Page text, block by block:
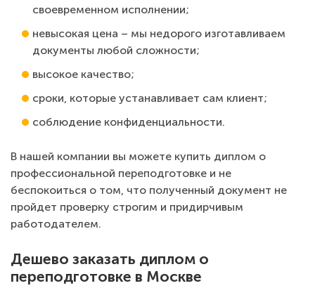
своевременном исполнении;
невысокая цена – мы недорого изготавливаем
документы любой сложности;
высокое качество;
сроки, которые устанавливает сам клиент;
соблюдение конфиденциальности.
В нашей компании вы можете купить диплом о
профессиональной переподготовке и не
беспокоиться о том, что полученный документ не
пройдет проверку строгим и придирчивым
работодателем.
Дешево заказать диплом о
переподготовке в Москве